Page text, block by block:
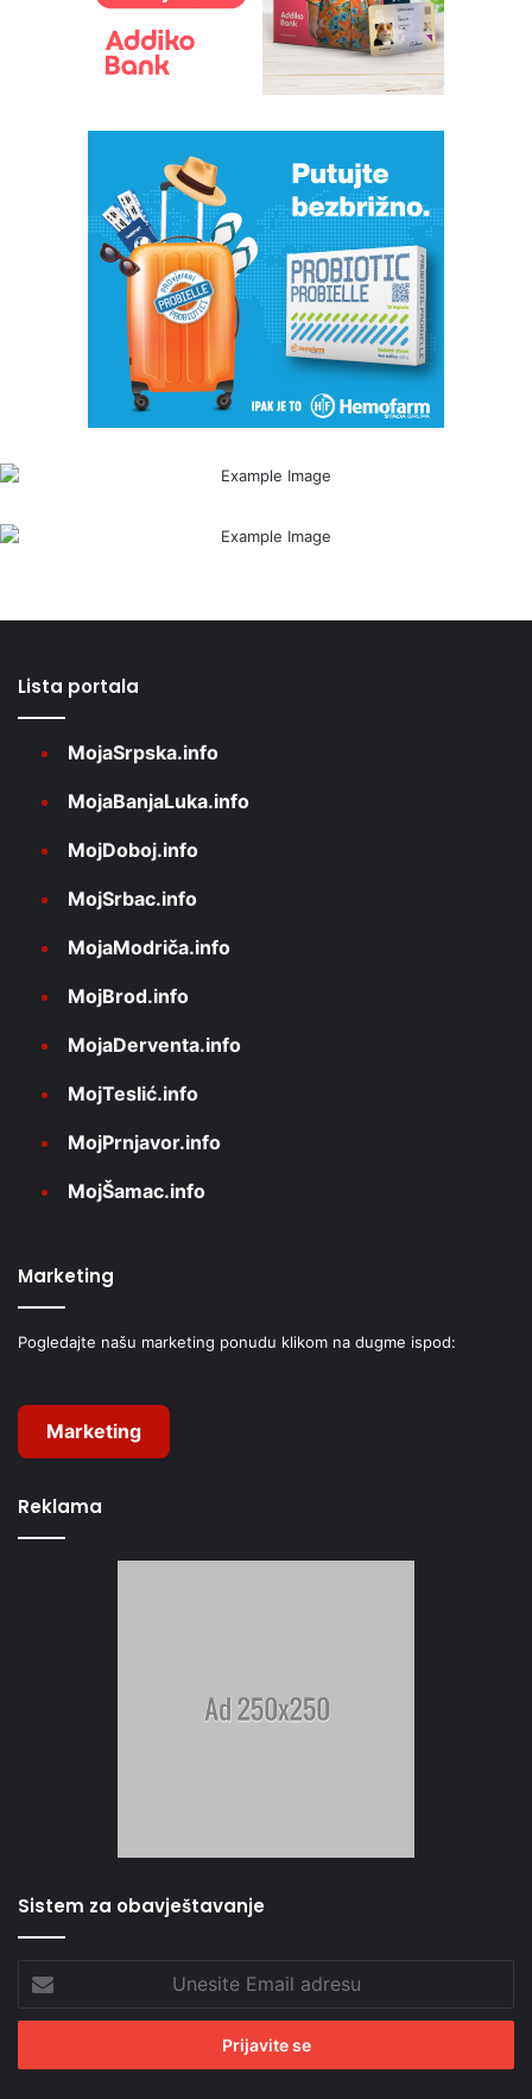
Lista portala
MojaSrpska.info
MojaBanjaLuka.info
MojDoboj.info
MojSrbac.info
MojaModriča.info
MojBrod.info
MojaDerventa.info
MojTeslić.info
MojPrnjavor.info
MojŠamac.info
Marketing
Pogledajte našu marketing ponudu klikom na dugme ispod:
Marketing
Reklama
Sistem za obavještavanje
Unesite
Email
adresu